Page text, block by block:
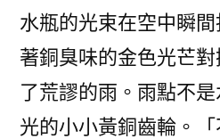
水瓶的光束在空中瞬
著銅臭味的金色光芒
了荒謬的雨。雨點不
光的小小黃銅齒輪。